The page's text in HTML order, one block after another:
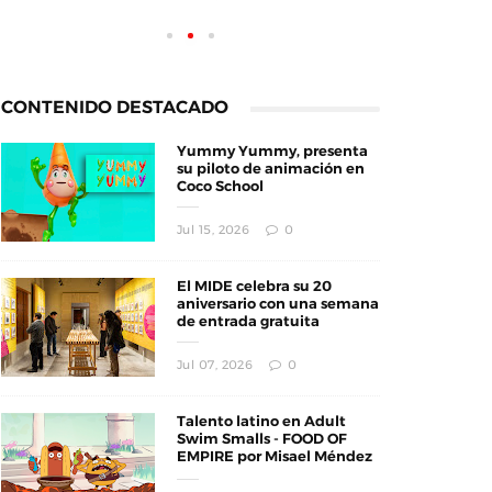
CONTENIDO DESTACADO
Yummy Yummy, presenta
su piloto de animación en
Coco School
Jul 15, 2026 0
El MIDE celebra su 20
aniversario con una semana
de entrada gratuita
Jul 07, 2026 0
Talento latino en Adult
Swim Smalls - FOOD OF
EMPIRE por Misael Méndez